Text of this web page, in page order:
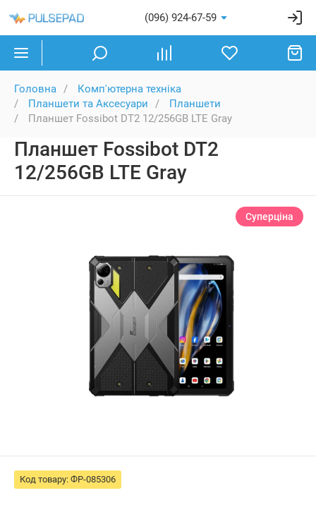
(096) 924-67-59
Головна
Комп'ютерна техніка
Планшети та Аксесуари
Планшети
Планшет Fossibot DT2 12/256GB LTE Gray
Планшет Fossibot DT2
12/256GB LTE Gray
Суперціна
Код товару: ФР-085306